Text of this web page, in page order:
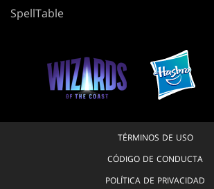
SpellTable
TÉRMINOS DE USO
CÓDIGO DE CONDUCTA
POLÍTICA DE PRIVACIDAD